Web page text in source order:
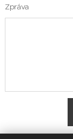
Zpráva